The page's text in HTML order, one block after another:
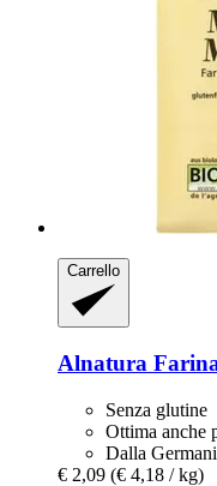
Carrello
Alnatura
Senza glutine
Ottima anche
Dalla
€ 2,09 (€ 4,18 / kg)